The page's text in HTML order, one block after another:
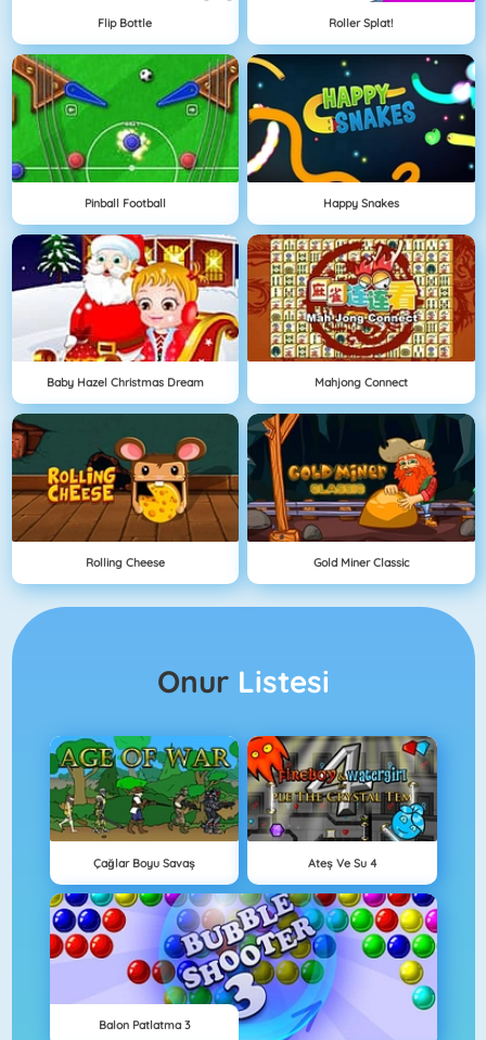
Flip Bottle Roller Splat!
Pinball Football Happy Snakes
Baby Hazel Christmas Dream Mahjong Connect
Rolling Cheese Gold Miner Classic
Onur Listesi
Çağlar Boyu Savaş Ateş Ve Su 4
Balon Patlatma 3